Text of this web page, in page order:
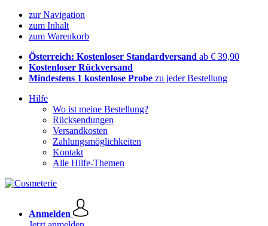
zur Navigation
zum Inhalt
zum Warenkorb
Österreich: Kostenloser Standardversand ab € 39,90
Kostenloser Rückversand
Mindestens 1 kostenlose Probe zu jeder Bestellung
Hilfe
Wo ist meine Bestellung?
Rücksendungen
Versandkosten
Zahlungsmöglichkeiten
Kontakt
Alle Hilfe-Themen
Anmelden